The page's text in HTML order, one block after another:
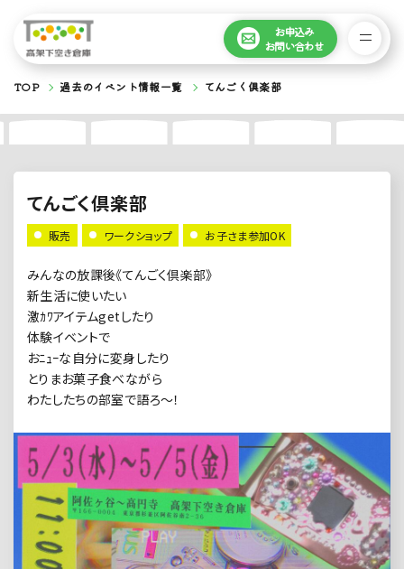
お申込み
お問い合わせ
TOP 過去のイベント情報一覧 てんごく倶楽部
てんごく倶楽部
販売 ワークショップ お子さま参加OK
みんなの放課後《てんごく倶楽部》
新生活に使いたい
激ｶﾜアイテムgetしたり
体験イベントで
おﾆｭｰな自分に変身したり
とりまお菓子食べながら
わたしたちの部室で語ろ～！